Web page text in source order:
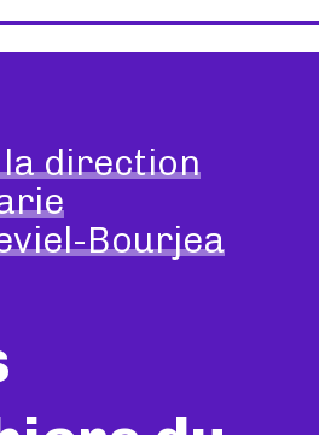
direction
Bourjea